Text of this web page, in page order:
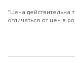
*Цена действительна
отличаться от цен в